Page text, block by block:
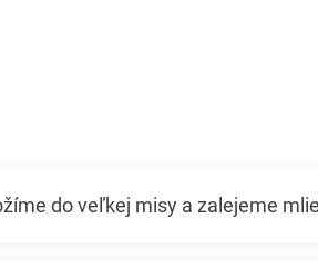
do veľkej misy a zalejeme